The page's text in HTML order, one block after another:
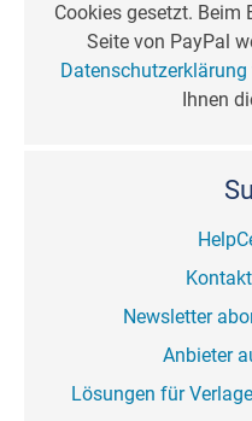
Cookies gesetzt. Beim
Seite von PayPal
Datenschutzerklärung
Ihnen
Newsletter
Anbieter
Lösungen für